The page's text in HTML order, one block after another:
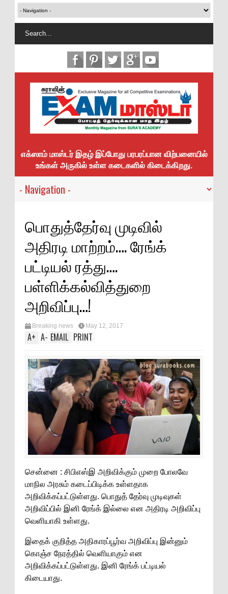
எக்ஸாம் மாஸ்டர் இதழ் இப்போது பரபரப்பான விற்பனையில்
உங்கள் அருகில் உள்ள கடைகளில் கிடைக்கிறது.
பொதுத்தேர்வு முடிவில்
அதிரடி மாற்றம்…. ரேங்க்
பட்டியல் ரத்து….
பள்ளிக்கல்வித்துறை
அறிவிப்பு…!
Breaking news May 12, 2017
A+ A- EMAIL PRINT
சென்னை : சிபிஎஸ்இ அறிவிக்கும் முறை போலவே
மாநில அரசும் கடைப்பிடிக்க உள்ளதாக
அறிவிக்கப்பட்டுள்ளது. பொதுத் தேர்வு முடிவுகள்
அறிவிப்பில் இனி ரேங்க் இல்லை என அதிரடி அறிவிப்பு
வெளியாகி உள்ளது.
இதைக் குறித்த அதிகாரப்பூர்வ அறிவிப்பு இன்னும்
கொஞ்ச நேரத்தில் வெளியாகும் என
அறிவிக்கப்பட்டுள்ளது. இனி ரேங்க் பட்டியல்
கிடையாது.